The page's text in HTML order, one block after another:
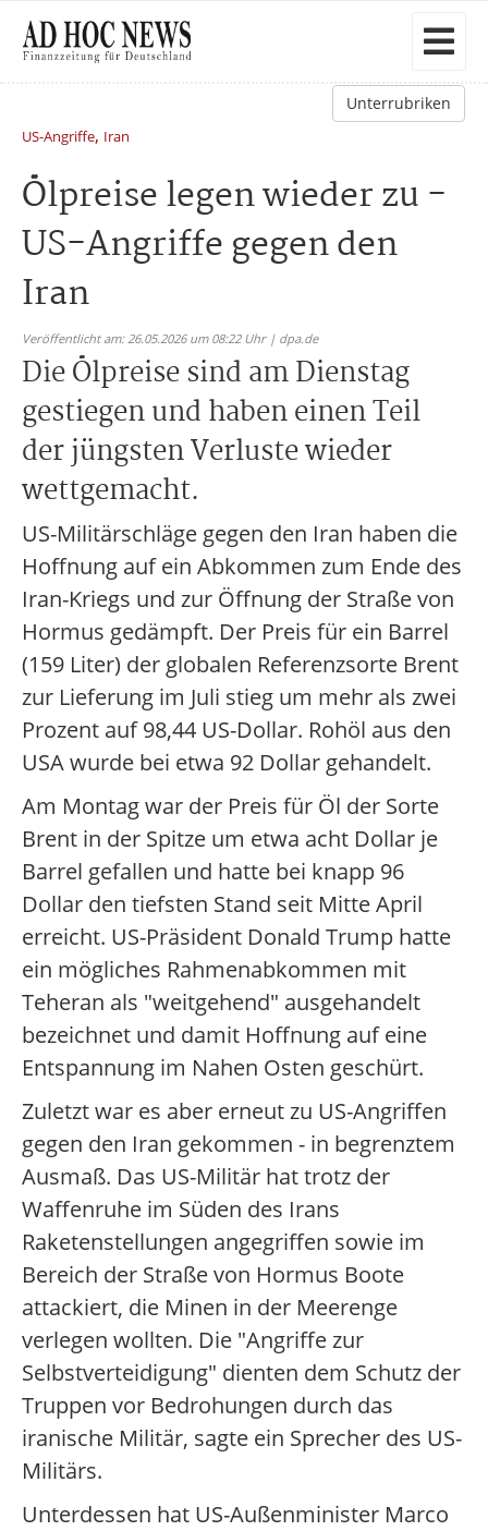
Unterrubriken
US-Angriffe, Iran
Ölpreise legen wieder zu -
US-Angriffe gegen den
Iran
Veröffentlicht am: 26.05.2026 um 08:22 Uhr | dpa.de
Die Ölpreise sind am Dienstag
gestiegen und haben einen Teil
der jüngsten Verluste wieder
wettgemacht.
US-Militärschläge gegen den Iran haben die
Hoffnung auf ein Abkommen zum Ende des
Iran-Kriegs und zur Öffnung der Straße von
Hormus gedämpft. Der Preis für ein Barrel
(159 Liter) der globalen Referenzsorte Brent
zur Lieferung im Juli stieg um mehr als zwei
Prozent auf 98,44 US-Dollar. Rohöl aus den
USA wurde bei etwa 92 Dollar gehandelt.
Am Montag war der Preis für Öl der Sorte
Brent in der Spitze um etwa acht Dollar je
Barrel gefallen und hatte bei knapp 96
Dollar den tiefsten Stand seit Mitte April
erreicht. US-Präsident Donald Trump hatte
ein mögliches Rahmenabkommen mit
Teheran als "weitgehend" ausgehandelt
bezeichnet und damit Hoffnung auf eine
Entspannung im Nahen Osten geschürt.
Zuletzt war es aber erneut zu US-Angriffen
gegen den Iran gekommen - in begrenztem
Ausmaß. Das US-Militär hat trotz der
Waffenruhe im Süden des Irans
Raketenstellungen angegriffen sowie im
Bereich der Straße von Hormus Boote
attackiert, die Minen in der Meerenge
verlegen wollten. Die "Angriffe zur
Selbstverteidigung" dienten dem Schutz der
Truppen vor Bedrohungen durch das
iranische Militär, sagte ein Sprecher des US-
Militärs.
Unterdessen hat US-Außenminister Marco